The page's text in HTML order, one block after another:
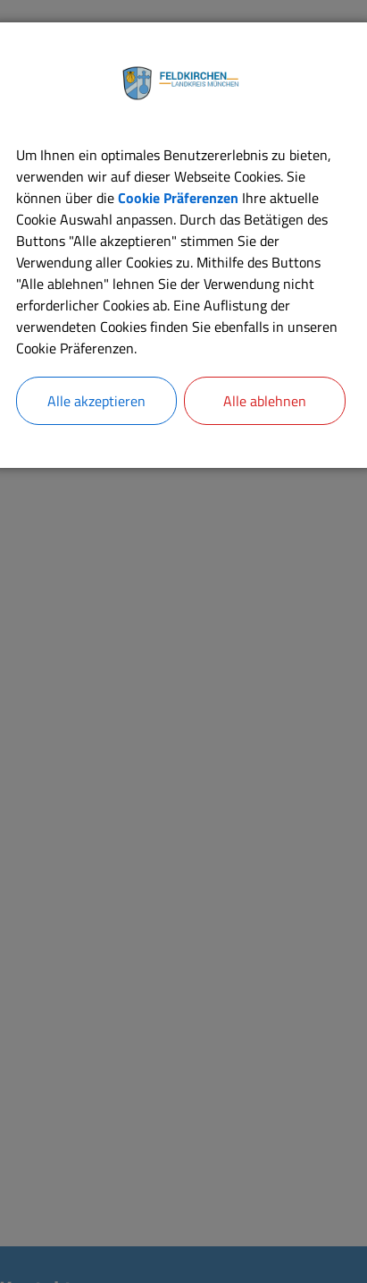
Um Ihnen ein optimales Benutzererlebnis zu bieten,
verwenden wir auf dieser Webseite Cookies. Sie
können über dieCookie Präferenzen Ihre aktuelle
Cookie Auswahl anpassen. Durch das Betätigen des
Buttons "Alle akzeptieren" stimmen Sie der
Verwendung aller Cookies zu. Mithilfe des Buttons
"Alle ablehnen" lehnen Sie der Verwendung nicht
erforderlicher Cookies ab. Eine Auflistung der
verwendeten Cookies finden Sie ebenfalls in unseren
Cookie Präferenzen.
Alle akzeptieren Alle ablehnen